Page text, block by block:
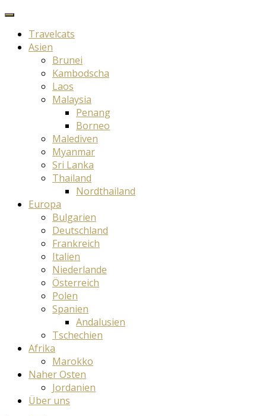
Travelcats
Asien
Brunei
Kambodscha
Laos
Malaysia
Penang
Borneo
Malediven
Myanmar
Sri Lanka
Thailand
Nordthailand
Europa
Bulgarien
Deutschland
Frankreich
Italien
Niederlande
Österreich
Polen
Spanien
Andalusien
Tschechien
Afrika
Marokko
Naher Osten
Jordanien
Über uns